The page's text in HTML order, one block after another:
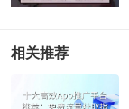
相关推荐